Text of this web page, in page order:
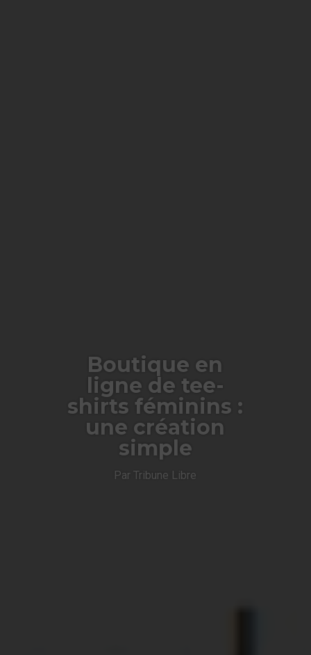
Boutique en
ligne de tee-
shirts féminins :
une création
simple
Par Tribune Libre